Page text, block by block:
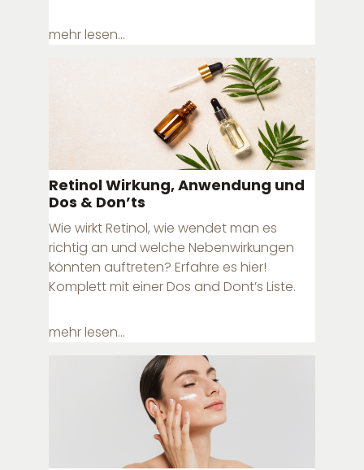
mehr lesen...
Retinol Wirkung, Anwendung und
Dos & Don’ts
Wie wirkt Retinol, wie wendet man es
richtig an und welche Nebenwirkungen
könnten auftreten? Erfahre es hier!
Komplett mit einer Dos and Dont’s Liste.
mehr lesen...